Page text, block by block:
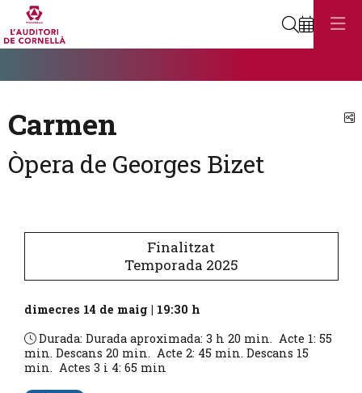
Cerca
Carmen
Òpera de Georges Bizet
Finalitzat
Temporada 2025
dimecres 14 de maig | 19:30 h
Durada:Durada aproximada: 3 h 20 min. Acte 1: 55
min. Descans 20 min. Acte 2: 45 min. Descans 15
min. Actes 3 i 4: 65 min